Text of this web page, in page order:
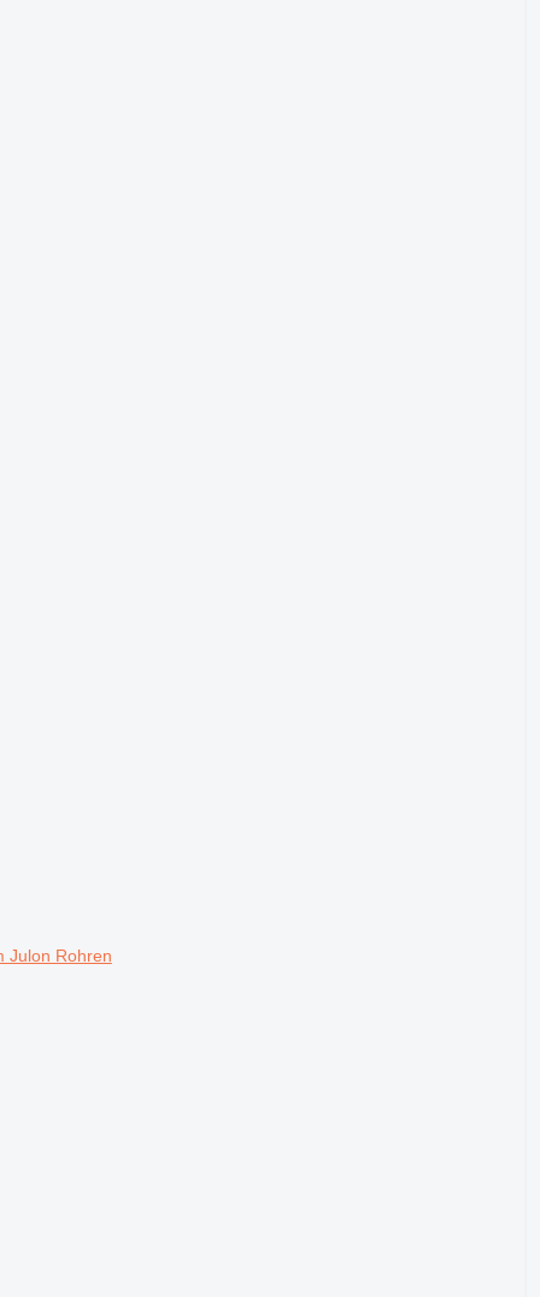
Julon Rohren